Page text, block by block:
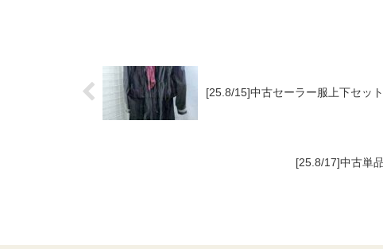
[25.8/15]中古セーラー服上下セ
[25.8/17]中古単